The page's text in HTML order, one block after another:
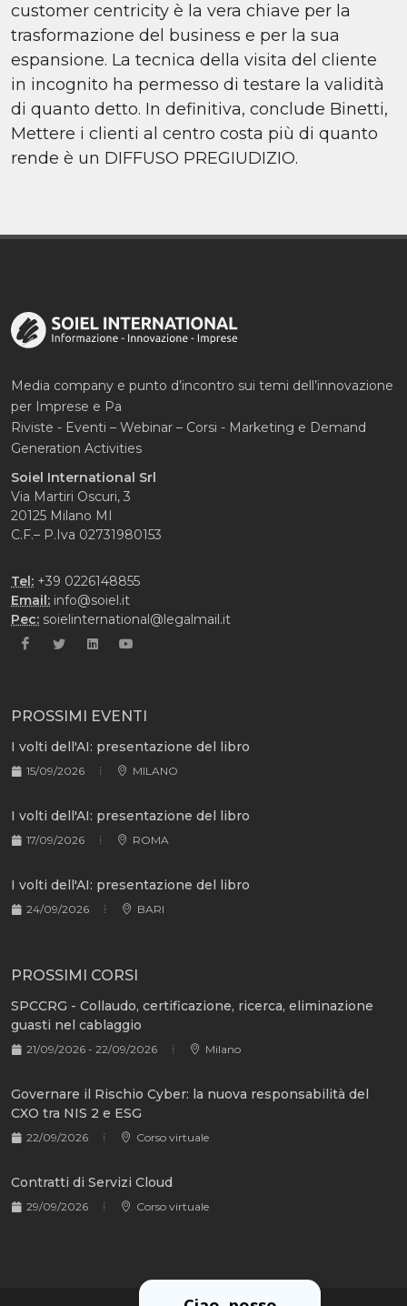
customer centricity è la vera chiave per la
trasformazione del business e per la sua
espansione. La tecnica della visita del cliente
in incognito ha permesso di testare la validità
di quanto detto. In definitiva, conclude Binetti,
Mettere i clienti al centro costa più di quanto
rende è un DIFFUSO PREGIUDIZIO.
Media company e punto d’incontro sui temi dell’innovazione
per Imprese e Pa
Riviste - Eventi – Webinar – Corsi - Marketing e Demand
Generation Activities
Soiel International Srl
Via Martiri Oscuri, 3
20125 Milano MI
C.F.– P.Iva 02731980153
Tel: +39 0226148855
Email: info@soiel.it
Pec: soielinternational@legalmail.it
PROSSIMI EVENTI
I volti dell'AI: presentazione del libro
15/09/2026 MILANO
I volti dell'AI: presentazione del libro
17/09/2026 ROMA
I volti dell'AI: presentazione del libro
24/09/2026 BARI
PROSSIMI CORSI
SPCCRG - Collaudo, certificazione, ricerca, eliminazione
guasti nel cablaggio
21/09/2026 - 22/09/2026 Milano
Governare il Rischio Cyber: la nuova responsabilità del
CXO tra NIS 2 e ESG
22/09/2026 Corso virtuale
Contratti di Servizi Cloud
29/09/2026 Corso virtuale